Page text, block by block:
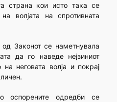
страна кои исто така се
волјата на спротивната
Законот се наметнувала
да го наведе нејзиниот
на неговата волја и покрај
оспорените одредби се